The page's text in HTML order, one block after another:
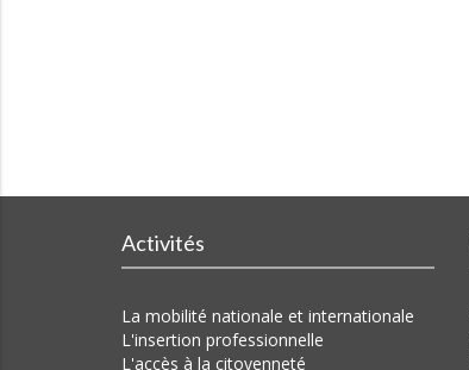
Activités
La mobilité nationale et internationale
L'insertion professionnelle
L'accès à la citoyenneté